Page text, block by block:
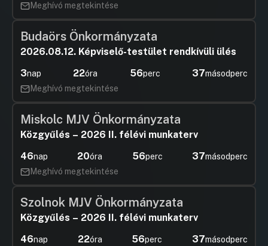
Meghívó megtekintése
Budaörs Önkormányzata
2026.08.12. Képviselő-testület rendkívüli ülés
3nap 22óra 56perc 37másodperc
Meghívó megtekintése
Miskolc MJV Önkormányzata
Közgyűlés – 2026 II. félévi munkaterv
46nap 20óra 56perc 37másodperc
Meghívó megtekintése
Szolnok MJV Önkormányzata
Közgyűlés – 2026 II. félévi munkaterv
46nap 22óra 56perc 37másodperc